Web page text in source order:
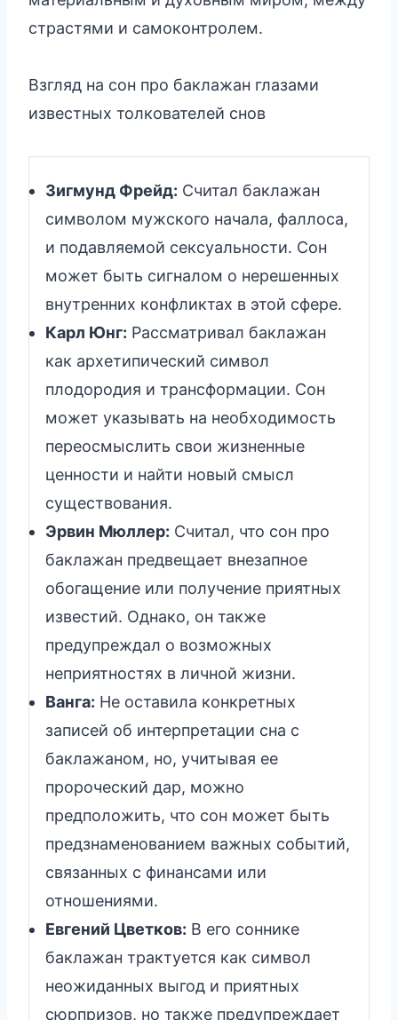
страстями и самоконтролем.
Взгляд на сон про баклажан глазами
известных толкователей снов
Зигмунд Фрейд: Считал баклажан
символом мужского начала, фаллоса,
и подавляемой сексуальности. Сон
может быть сигналом о нерешенных
внутренних конфликтах в этой сфере.
Карл Юнг: Рассматривал баклажан
как архетипический символ
плодородия и трансформации. Сон
может указывать на необходимость
переосмыслить свои жизненные
ценности и найти новый смысл
существования.
Эрвин Мюллер: Считал, что сон про
баклажан предвещает внезапное
обогащение или получение приятных
известий. Однако, он также
предупреждал о возможных
неприятностях в личной жизни.
Ванга: Не оставила конкретных
записей об интерпретации сна с
баклажаном, но, учитывая ее
пророческий дар, можно
предположить, что сон может быть
предзнаменованием важных событий,
связанных с финансами или
отношениями.
Евгений Цветков: В его соннике
баклажан трактуется как символ
неожиданных выгод и приятных
сюрпризов, но также предупреждает